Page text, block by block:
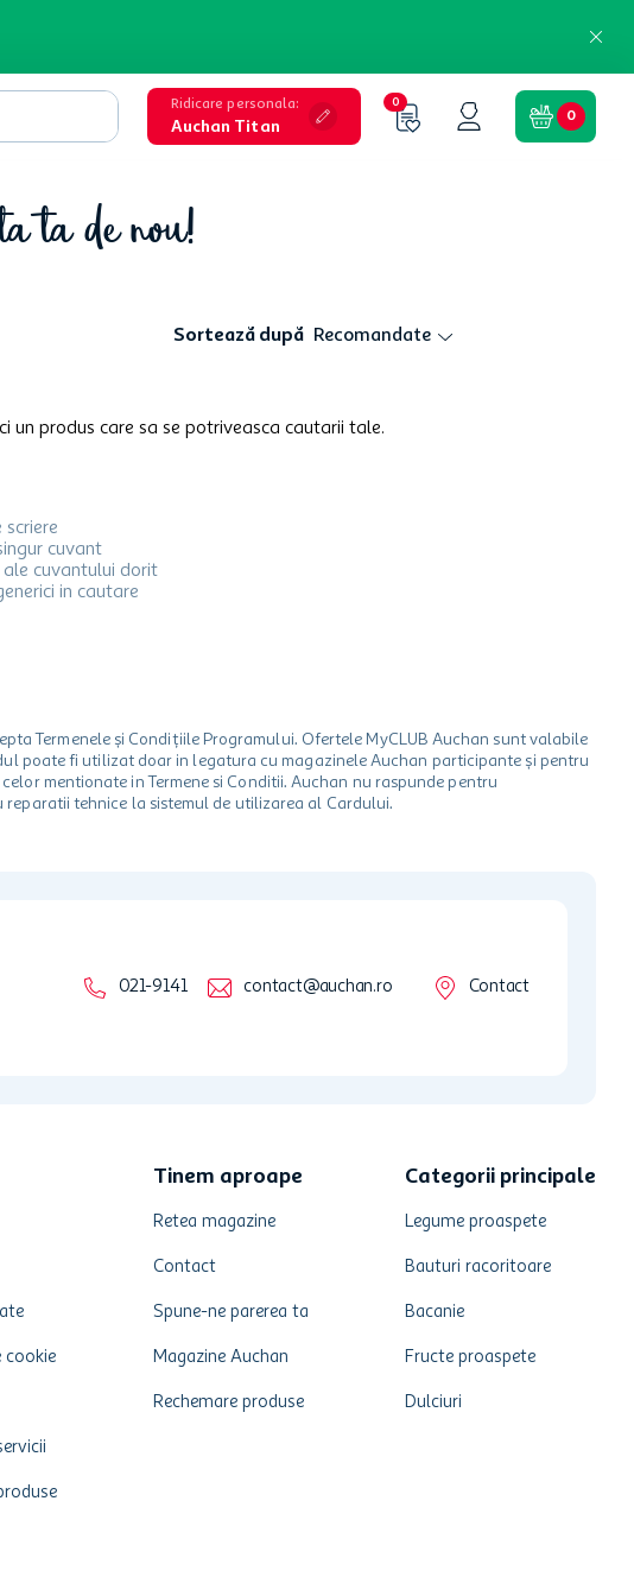
Ridicare personala:
Auchan Titan
0
0
ta de nou!
Sortează după Recomandate
un produs care sa se potriveasca cautarii tale.
scriere
cuvant
ale cuvantului dorit
in cautare
Termenele și Condițiile Programului. Ofertele MyCLUB Auchan sunt valabile
poate fi utilizat doar in legatura cu magazinele Auchan participante și pentru
mentionate in Termene si Conditii. Auchan nu raspunde pentru
tehnice la sistemul de utilizarea al Cardului.
021-9141 contact@auchan.ro Contact
cookie
Tinem aproape
Retea magazine
Contact
Spune-ne parerea ta
Magazine Auchan
Rechemare produse
Categorii principale
Legume proaspete
Bauturi racoritoare
Bacanie
Fructe proaspete
Dulciuri